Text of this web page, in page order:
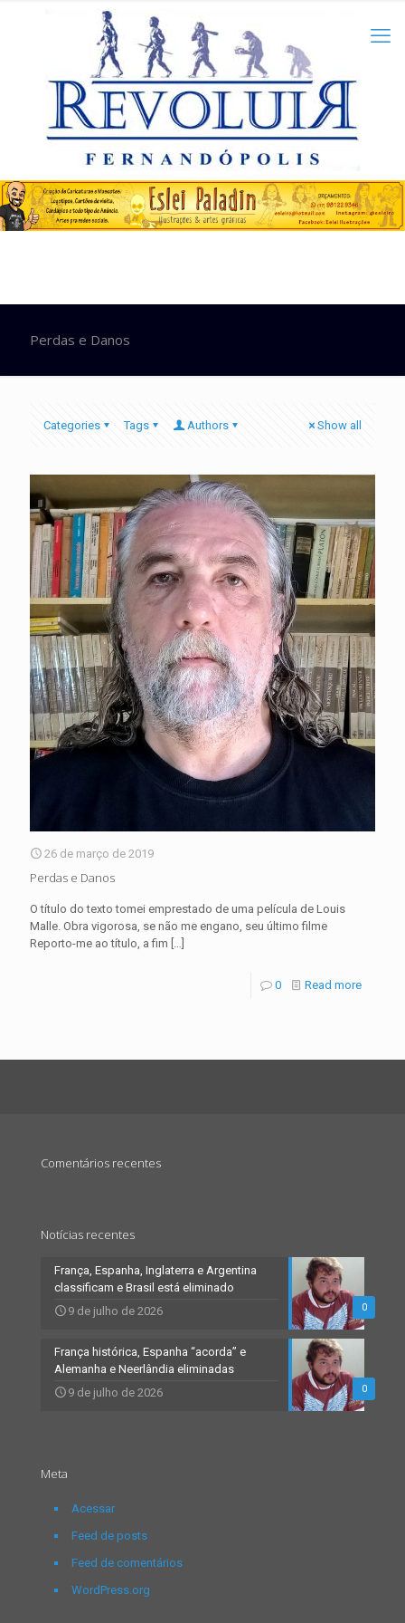
Perdas e Danos
Categories Tags Authors Show all
26 de março de 2019
Perdas e Danos
O título do texto tomei emprestado de uma película de Louis
Malle. Obra vigorosa, se não me engano, seu último filme
Reporto-me ao título, a fim […]
0 Read more
Comentários recentes
Notícias recentes
0
França, Espanha, Inglaterra e Argentina
classificam e Brasil está eliminado
9 de julho de 2026
0
França histórica, Espanha “acorda” e
Alemanha e Neerlândia eliminadas
9 de julho de 2026
Meta
Acessar
Feed de posts
Feed de comentários
WordPress.org